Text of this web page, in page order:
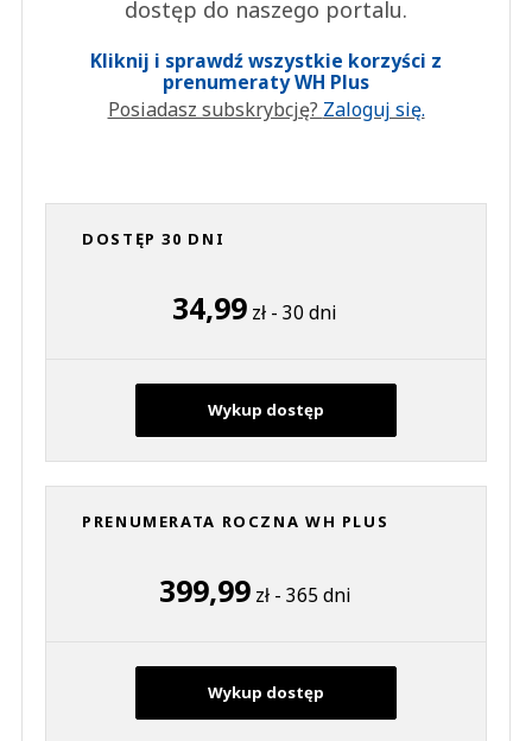
dostęp do naszego portalu.
Kliknij i sprawdź wszystkie korzyści z
prenumeraty WH Plus
Posiadasz subskrybcję? Zaloguj się.
DOSTĘP 30 DNI
34,99 zł - 30 dni
Wykup dostęp
PRENUMERATA ROCZNA WH PLUS
399,99zł - 365 dni
Wykup dostęp